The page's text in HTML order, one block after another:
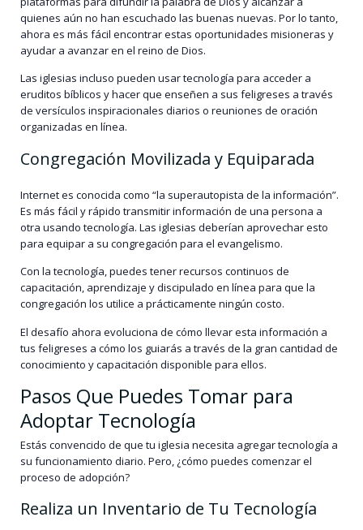
quienes aún no han escuchado las buenas nuevas. Por lo tanto,
ahora es más fácil encontrar estas oportunidades misioneras y
ayudar a avanzar en el reino de Dios.
Las iglesias incluso pueden usar tecnología para acceder a
eruditos bíblicos y hacer que enseñen a sus feligreses a través
de versículos inspiracionales diarios o reuniones de oración
organizadas en línea.
Congregación Movilizada y Equiparada
Internet es conocida como “la superautopista de la información”.
Es más fácil y rápido transmitir información de una persona a
otra usando tecnología. Las iglesias deberían aprovechar esto
para equipar a su congregación para el evangelismo.
Con la tecnología, puedes tener recursos continuos de
capacitación, aprendizaje y discipulado en línea para que la
congregación los utilice a prácticamente ningún costo.
El desafío ahora evoluciona de cómo llevar esta información a
tus feligreses a cómo los guiarás a través de la gran cantidad de
conocimiento y capacitación disponible para ellos.
Pasos Que Puedes Tomar para
Adoptar Tecnología
Estás convencido de que tu iglesia necesita agregar tecnología a
su funcionamiento diario. Pero, ¿cómo puedes comenzar el
proceso de adopción?
Realiza un Inventario de Tu Tecnología